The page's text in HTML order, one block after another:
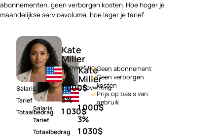
Alexandra Zhang
alex.z@mail.com
David Kim
david@mail.com
Alexandra Zhang
David Kim
david@mail.com
18/03
Support
Kate Miller
426,40EUR
1 508,00
Marketingcampagne
David Kim
2 184,00EUR
25/03
abonnementen, geen verborgen kosten. Hoe hoger je
maandelijkse servicevolume, hoe lager je tarief.
Kate
Miller
Copywriting
Salaris 1 000$
Tarief 3%
Totaalbedrag 1 030$
Kate
Miller
Copywriting
Salaris 1 000$
Tarief 3%
Totaalbedrag 1 030$
Geen abonnement
Geen verborgen
kosten
Prijs op basis van
gebruik